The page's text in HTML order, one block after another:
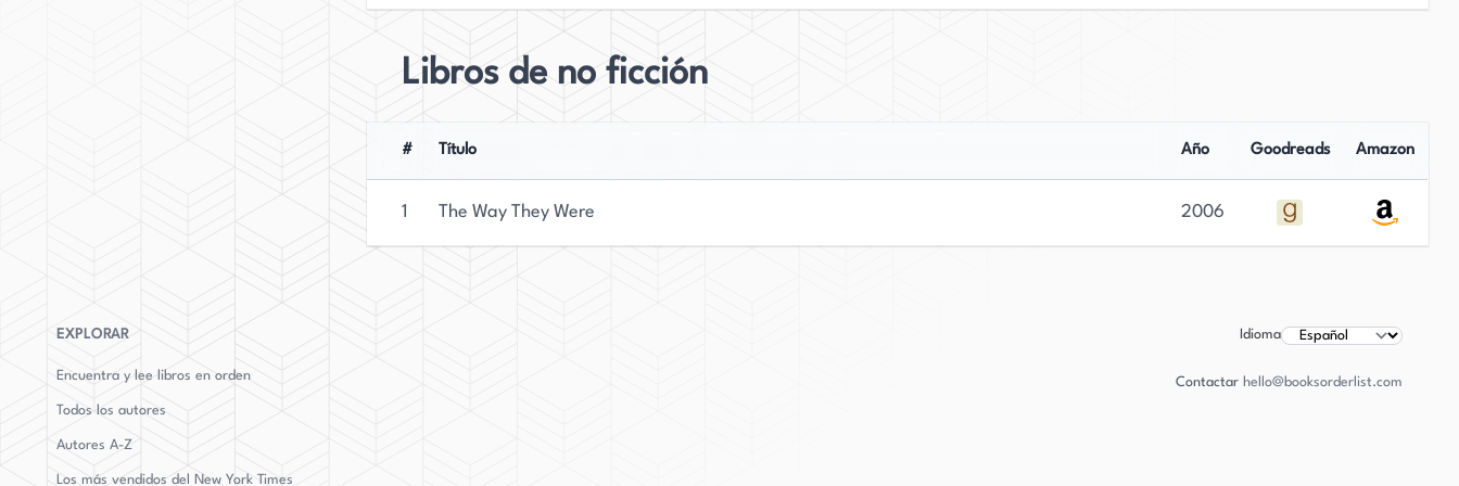
Libros de no ficción
# Título Año Goodreads Amazon
1 The Way They Were 2006
EXPLORAR
Encuentra y lee libros en orden
Todos los autores
Autores A-Z
Los más vendidos del New York Times
Idioma
Contactar hello@booksorderlist.com